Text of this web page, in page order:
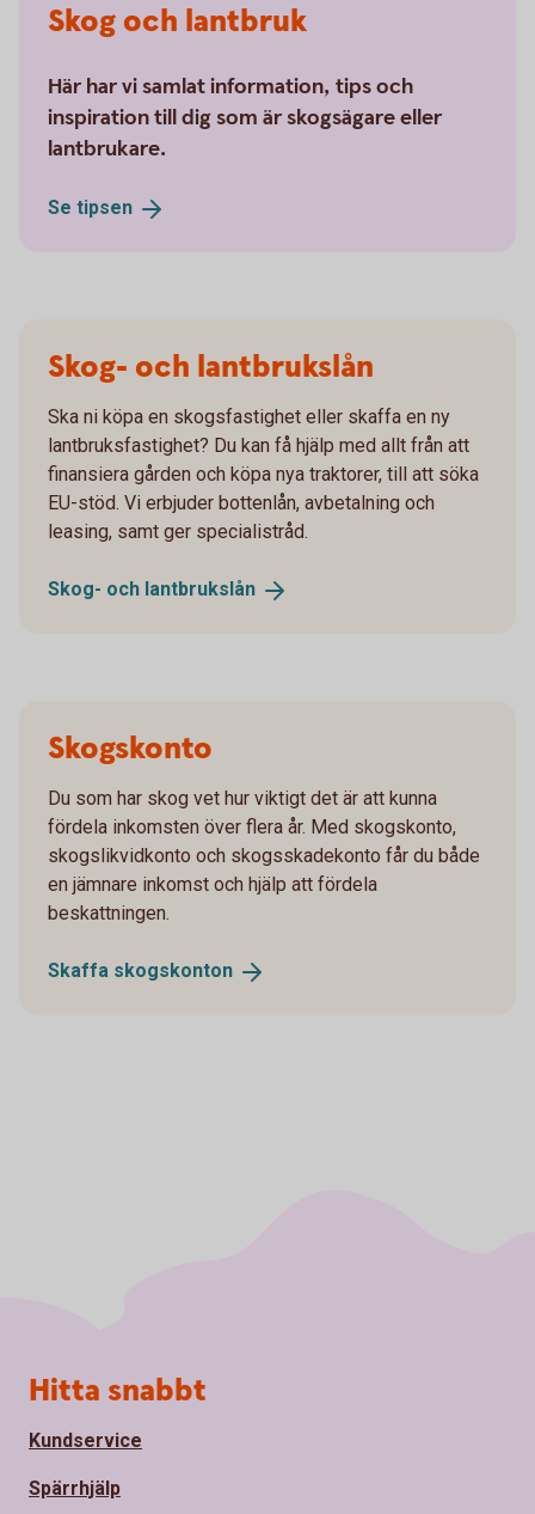
Skog och lantbruk
Här har vi samlat information, tips och
inspiration till dig som är skogsägare eller
lantbrukare.
Se tipsen
Skog- och lantbrukslån
Ska ni köpa en skogsfastighet eller skaffa en ny
lantbruksfastighet? Du kan få hjälp med allt från att
finansiera gården och köpa nya traktorer, till att söka
EU-stöd. Vi erbjuder bottenlån, avbetalning och
leasing, samt ger specialistråd.
Skog- och lantbrukslån
Skogskonto
Du som har skog vet hur viktigt det är att kunna
fördela inkomsten över flera år. Med skogskonto,
skogslikvidkonto och skogsskadekonto får du både
en jämnare inkomst och hjälp att fördela
beskattningen.
Skaffa skogskonton
Sidfot
Hitta snabbt
Kundservice
Spärrhjälp